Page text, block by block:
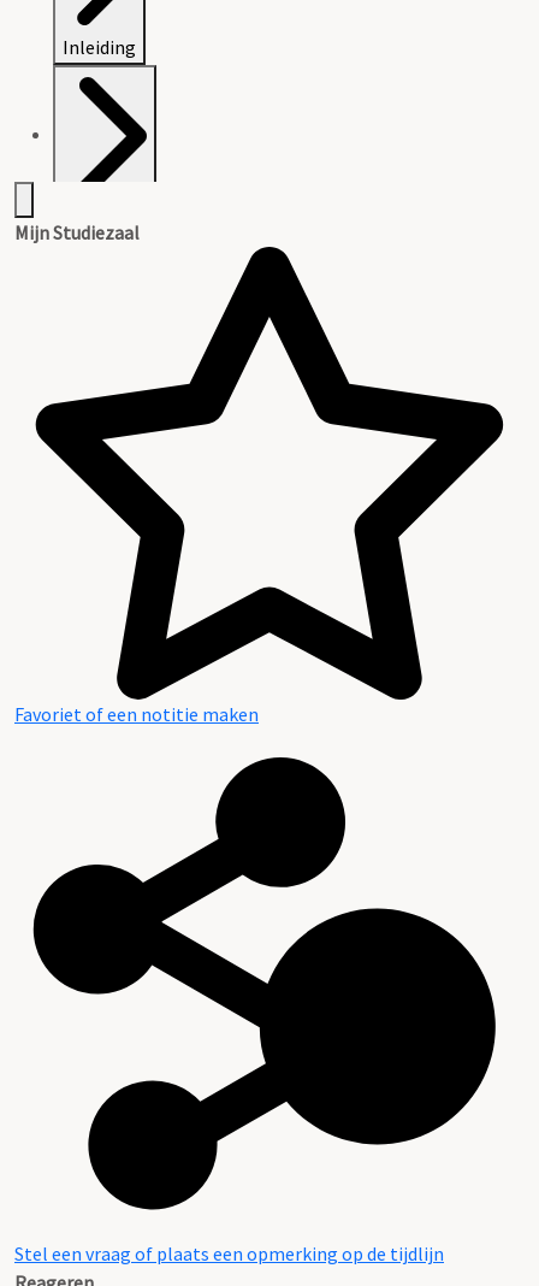
Inleiding
Mijn Studiezaal
Favoriet of een notitie maken
Stel een vraag of plaats een opmerking op de tijdlijn